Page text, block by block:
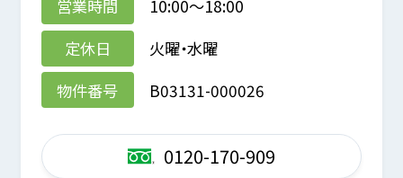
営業時間
10:00～18:00
定休日
火曜・水曜
物件番号
B03131-000026
0120-170-909